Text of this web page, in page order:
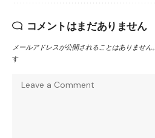
コメントはまだありません
メールアドレスが公開されることはありません。
す